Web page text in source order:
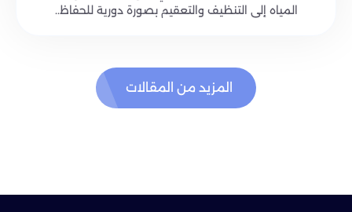
المياه إلى التنظيف والتعقيم بصورة دورية للحفاظ..
المزيد من المقالات